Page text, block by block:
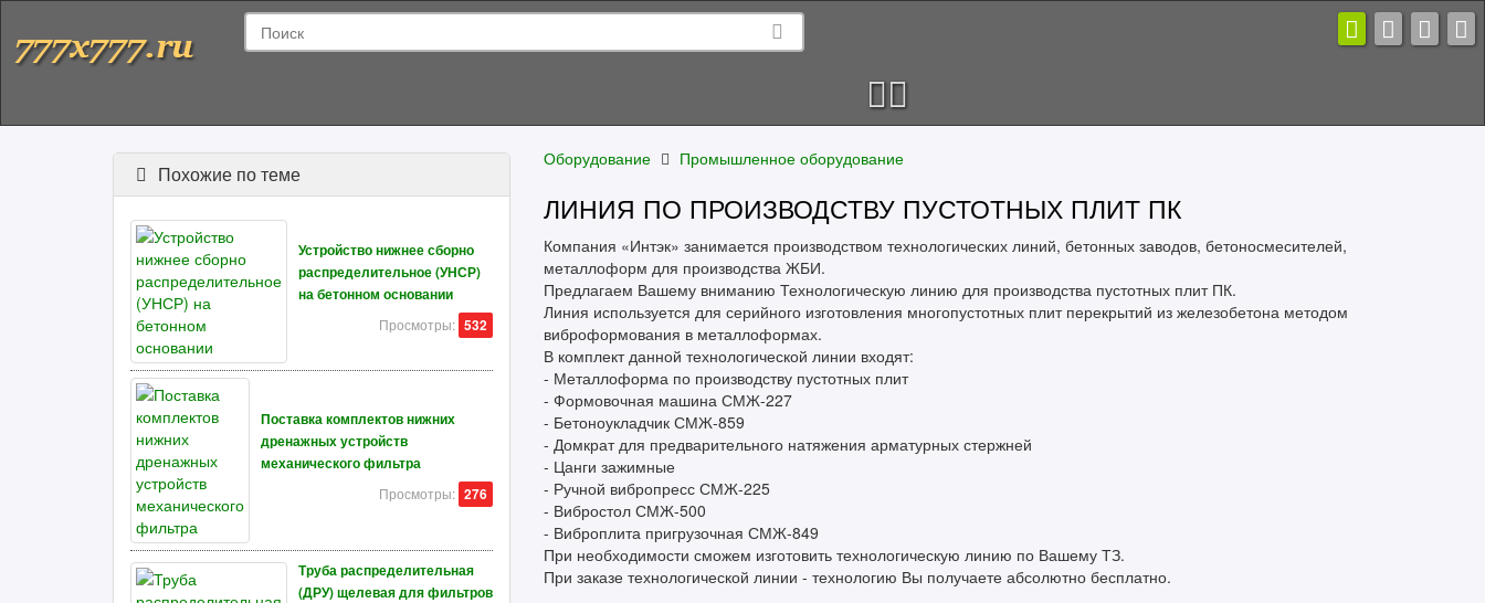
Оборудование Промышленное оборудование
ЛИНИЯ ПО ПРОИЗВОДСТВУ ПУСТОТНЫХ ПЛИТ ПК
Компания «Интэк» занимается производством технологических линий, бетонных заводов, бетоносмесителей,
металлоформ для производства ЖБИ.
Предлагаем Вашему вниманию Технологическую линию для производства пустотных плит ПК.
Линия используется для серийного изготовления многопустотных плит перекрытий из железобетона методом
виброформования в металлоформах.
В комплект данной технологической линии входят:
- Металлоформа по производству пустотных плит
- Формовочная машина СМЖ-227
- Бетоноукладчик СМЖ-859
- Домкрат для предварительного натяжения арматурных стержней
- Цанги зажимные
- Ручной вибропресс СМЖ-225
- Вибростол СМЖ-500
- Виброплита пригрузочная СМЖ-849
При необходимости сможем изготовить технологическую линию по Вашему ТЗ.
При заказе технологической линии - технологию Вы получаете абсолютно бесплатно.
Похожие по теме
Устройство нижнее сборно
распределительное (УНСР)
на бетонном основании
Просмотры: 532
Поставка комплектов нижних
дренажных устройств
механического фильтра
Просмотры: 276
Труба распределительная
(ДРУ) щелевая для фильтров